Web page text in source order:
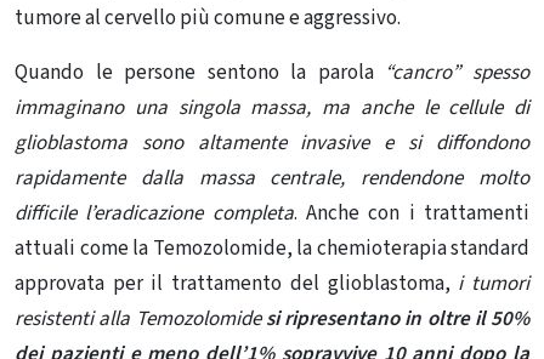
tumore al cervello più comune e aggressivo.
Quando le persone sentono la parola“cancro” spesso
immaginano una singola massa, ma anche le cellule di
glioblastoma sono altamente invasive e si diffondono
rapidamente dalla massa centrale, rendendone molto
difficile l’eradicazione completa. Anche con i trattamenti
attuali come la Temozolomide, la chemioterapia standard
approvata per il trattamento del glioblastoma, i tumori
resistenti alla Temozolomidesi ripresentano in oltre il 50%